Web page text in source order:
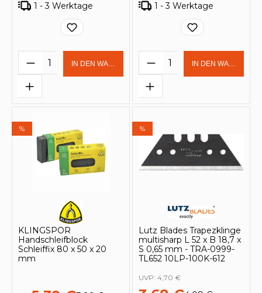
1 - 3 Werktage
Produkt Anzahl: Gib den
IN DEN WARENKORB
1 - 3 Werktage
Produkt Anzahl:
IN DEN
%
KLINGSPOR
Handschleifblock
Schleiffix 80 x 50 x 20
mm
%
Lutz Blades Trapezklinge
multisharp L 52 x B 18,7 x
S 0,65 mm - TRA-0999-
TL652 10LP-100K-612
UVP: 4,70 €